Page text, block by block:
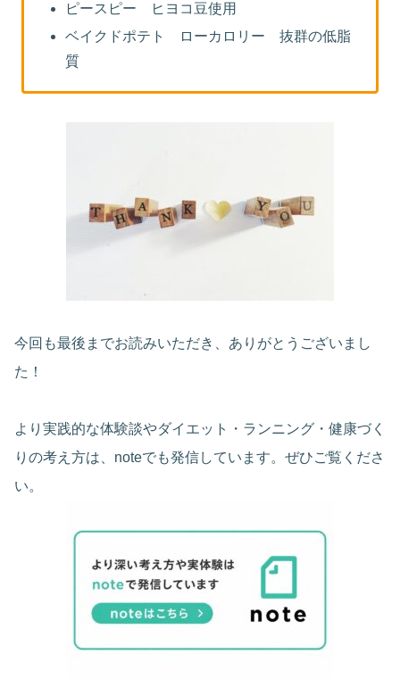
ピースピー ヒヨコ豆使用
ベイクドポテト ローカロリー 抜群の低脂
質
今回も最後までお読みいただき、ありがとうございまし
た！
より実践的な体験談やダイエット・ランニング・健康づく
りの考え方は、noteでも発信しています。ぜひご覧くださ
い。